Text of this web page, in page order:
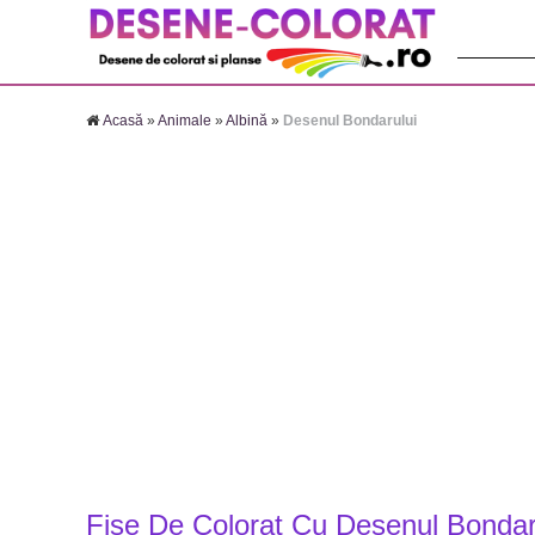
Acasă »Animale »Albină » Desenul Bondarului
Fise De Colorat Cu Desenul